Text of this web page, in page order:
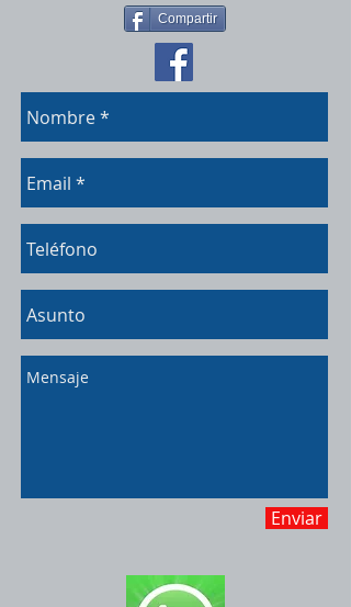
Compartir
Enviar